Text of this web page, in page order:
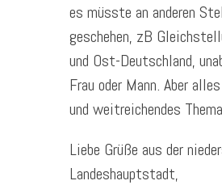
es müsste an anderen
geschehen, zB
und Ost-Deutschland,
Frau oder Mann. Aber
und weitreichendes
Liebe Grüße aus der
Landeshauptstadt,